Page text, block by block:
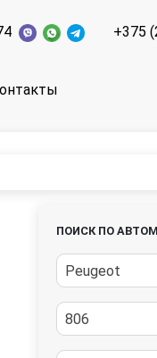
+375
ПОИСК ПО
Peugeot
806